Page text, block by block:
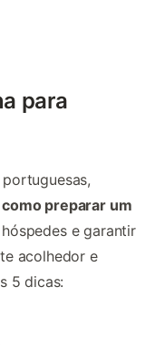
para
como preparar um
e garantir
acolhedor e
5 dicas: